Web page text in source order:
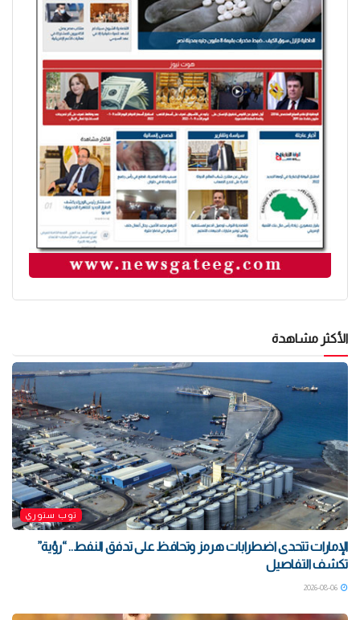
الأكثر مشاهدة
توب ستوري
الإمارات تتحدى اضطرابات هرمز وتحافظ على تدفق النفط.. “رؤية”
تكشف التفاصيل